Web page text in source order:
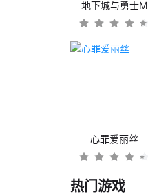
地下城与勇士M
心罪爱丽丝
热门游戏